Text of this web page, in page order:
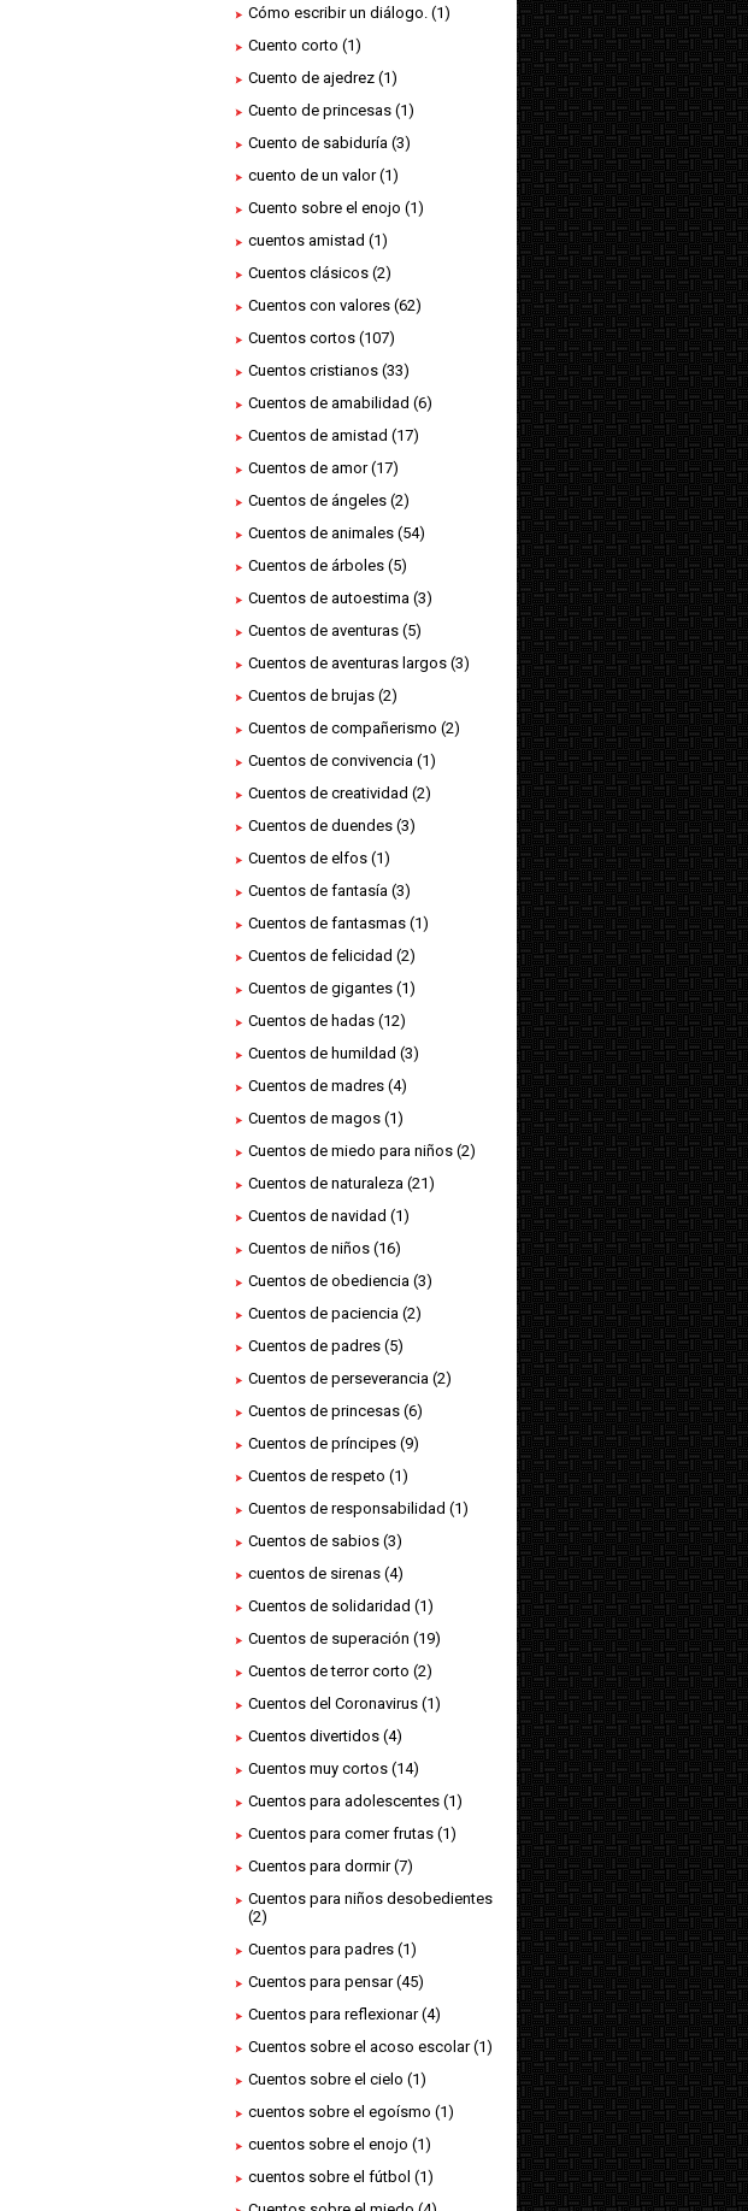
Cómo escribir un diálogo. (1)
Cuento corto (1)
Cuento de ajedrez (1)
Cuento de princesas (1)
Cuento de sabiduría (3)
cuento de un valor (1)
Cuento sobre el enojo (1)
cuentos amistad (1)
Cuentos clásicos (2)
Cuentos con valores (62)
Cuentos cortos (107)
Cuentos cristianos (33)
Cuentos de amabilidad (6)
Cuentos de amistad (17)
Cuentos de amor (17)
Cuentos de ángeles (2)
Cuentos de animales (54)
Cuentos de árboles (5)
Cuentos de autoestima (3)
Cuentos de aventuras (5)
Cuentos de aventuras largos (3)
Cuentos de brujas (2)
Cuentos de compañerismo (2)
Cuentos de convivencia (1)
Cuentos de creatividad (2)
Cuentos de duendes (3)
Cuentos de elfos (1)
Cuentos de fantasía (3)
Cuentos de fantasmas (1)
Cuentos de felicidad (2)
Cuentos de gigantes (1)
Cuentos de hadas (12)
Cuentos de humildad (3)
Cuentos de madres (4)
Cuentos de magos (1)
Cuentos de miedo para niños (2)
Cuentos de naturaleza (21)
Cuentos de navidad (1)
Cuentos de niños (16)
Cuentos de obediencia (3)
Cuentos de paciencia (2)
Cuentos de padres (5)
Cuentos de perseverancia (2)
Cuentos de princesas (6)
Cuentos de príncipes (9)
Cuentos de respeto (1)
Cuentos de responsabilidad (1)
Cuentos de sabios (3)
cuentos de sirenas (4)
Cuentos de solidaridad (1)
Cuentos de superación (19)
Cuentos de terror corto (2)
Cuentos del Coronavirus (1)
Cuentos divertidos (4)
Cuentos muy cortos (14)
Cuentos para adolescentes (1)
Cuentos para comer frutas (1)
Cuentos para dormir (7)
Cuentos para niños desobedientes
(2)
Cuentos para padres (1)
Cuentos para pensar (45)
Cuentos para reflexionar (4)
Cuentos sobre el acoso escolar (1)
Cuentos sobre el cielo (1)
cuentos sobre el egoísmo (1)
cuentos sobre el enojo (1)
cuentos sobre el fútbol (1)